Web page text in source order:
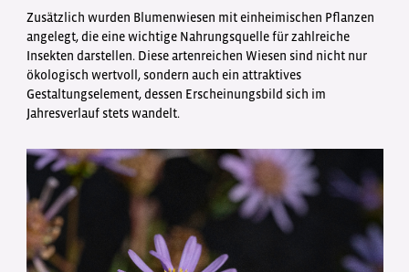
Zusätzlich wurden Blumenwiesen mit einheimischen Pflanzen
angelegt, die eine wichtige Nahrungsquelle für zahlreiche
Insekten darstellen. Diese artenreichen Wiesen sind nicht nur
ökologisch wertvoll, sondern auch ein attraktives
Gestaltungselement, dessen Erscheinungsbild sich im
Jahresverlauf stets wandelt.